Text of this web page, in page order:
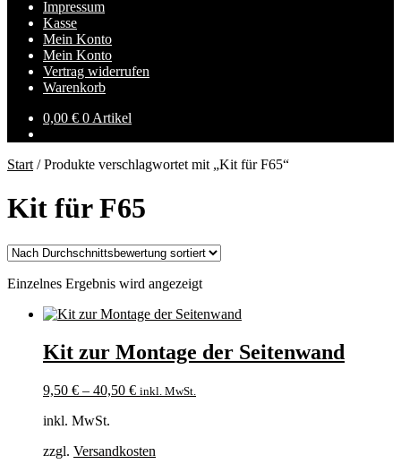
Impressum
Kasse
Mein Konto
Mein Konto
Vertrag widerrufen
Warenkorb
0,00 € 0 Artikel
Start /Produkte verschlagwortet mit „Kit für F65“
Kit für F65
Einzelnes Ergebnis wird angezeigt
Kit zur Montage der Seitenwand
9,50 € – 40,50 € inkl. MwSt.
inkl. MwSt.
zzgl. Versandkosten